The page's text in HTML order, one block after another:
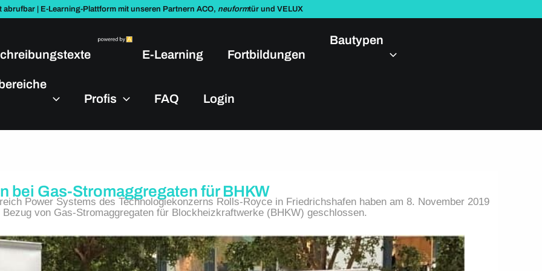
abrufbar | E-Learning-Plattform mit unseren Partnern ACO, neuformtür und VELUX
E-Learning Fortbildungen
Bautypen
Profis
FAQ Login
bei Gas-Stromaggregaten für BHKW
Power Systems des Technologiekonzerns Rolls-Royce in Friedrichshafen haben am 8. November 2019
von Gas-Stromaggregaten für Blockheizkraftwerke (BHKW) geschlossen.